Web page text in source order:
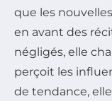
que les
en avant des
négligés, elle
perçoit les
de tendance,